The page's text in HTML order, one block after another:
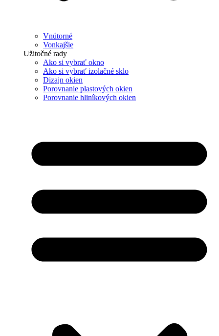
Vnútorné
Vonkajšie
Užitočné rady
Ako si vybrať okno
Ako si vybrať izolačné sklo
Dizajn okien
Porovnanie plastových okien
Porovnanie hliníkových okien